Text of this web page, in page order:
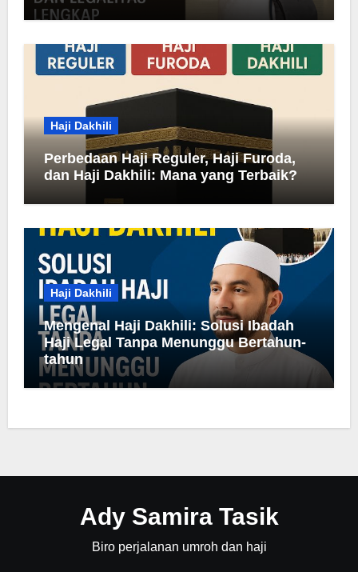
Haji Dakhili
Perbedaan Haji Reguler, Haji Furoda,
dan Haji Dakhili: Mana yang Terbaik?
Haji Dakhili
Mengenal Haji Dakhili: Solusi Ibadah
Haji Legal Tanpa Menunggu Bertahun-
tahun
Ady Samira Tasik
Biro perjalanan umroh dan haji